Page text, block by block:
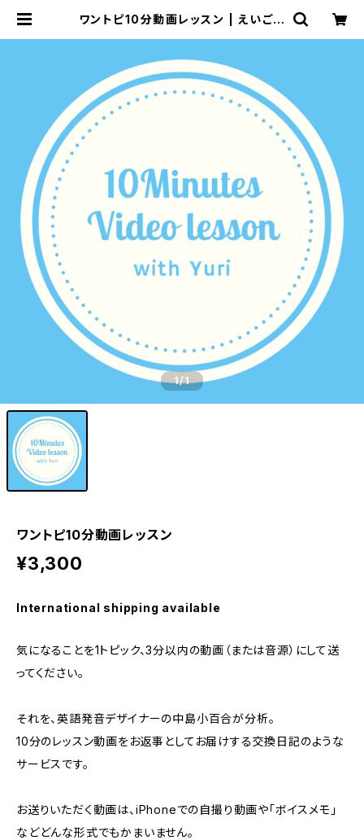
ワントピ10分動画レッスン | えいご発
1/1
ワントピ10分動画レッスン
¥3,300
International shipping available
気になることを1トピック、3分以内の動画（または音源）にして送
ってください。
それを、英語発音デザイナーの中島小百合が分析。
10分のレッスン動画をお返事としてお届けする交換日記のような
サービスです。
お送りいただく動画は、iPhoneでの自撮り動画や「ボイスメモ」
などどんな形式でもかまいません。